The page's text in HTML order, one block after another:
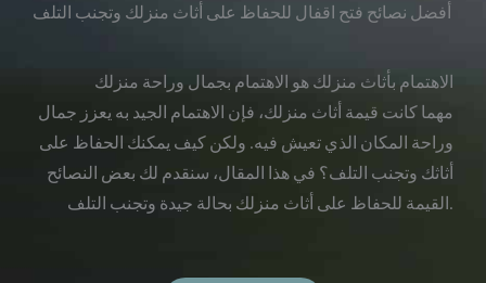
أفضل نصائح فتح اقفال للحفاظ على أثاث منزلك وتجنب التلف
الاهتمام بأثاث منزلك هو الاهتمام بجمال وراحة منزلك
مهما كانت قيمة أثاث منزلك، فإن الاهتمام الجيد به يعزز جمال
وراحة المكان الذي تعيش فيه. ولكن كيف يمكنك الحفاظ على
أثاثك وتجنب التلف؟ في هذا المقال، سنقدم لك بعض النصائح
القيمة للحفاظ على أثاث منزلك بحالة جيدة وتجنب التلف.